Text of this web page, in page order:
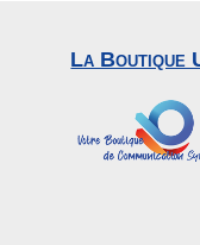
La Boutique